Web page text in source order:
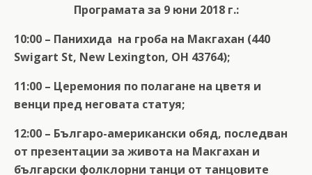
Програмата за 9 юни 2018 г.:
10:00 – Панихида на гроба на Макгахан (440
Swigart St, New Lexington, OH 43764);
11:00 – Церемония по полагане на цветя и
венци пред неговата статуя;
12:00 – Българо-американски обяд, последван
от презентации за живота на Макгахан и
български фолклорни танци от танцовите